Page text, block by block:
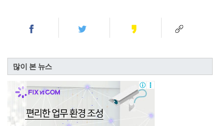
많이 본 뉴스